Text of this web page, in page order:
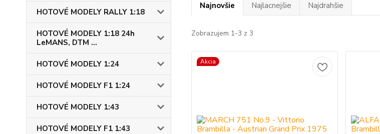
HOTOVÉ MODELY RALLY 1:18
HOTOVÉ MODELY 1:18 24h
LeMANS, DTM ...
HOTOVÉ MODELY 1:24
HOTOVÉ MODELY F1 1:24
HOTOVÉ MODELY 1:43
HOTOVÉ MODELY F1 1:43
Najnovšie Najlacnejšie Najdrahšie
Zobrazujem 1-3 z 3
Akcia